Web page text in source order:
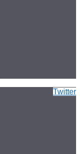
Twitter